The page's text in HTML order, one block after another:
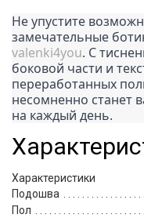
Не упустите
замечательные
valenki4you. С
боковой части и
переработанных
несомненно станет
на каждый день.
Характеристики
Подошва
Пол